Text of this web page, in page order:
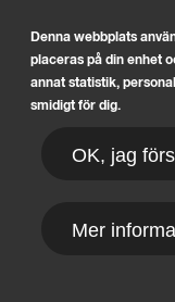
Denna webbplats
placeras på din enhet
annat statistik,
smidigt för dig.
OK, jag
Mer